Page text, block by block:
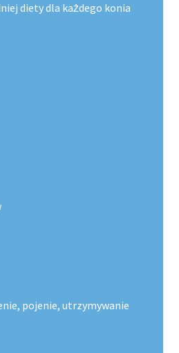
diety dla każdego konia
pojenie, utrzymywanie